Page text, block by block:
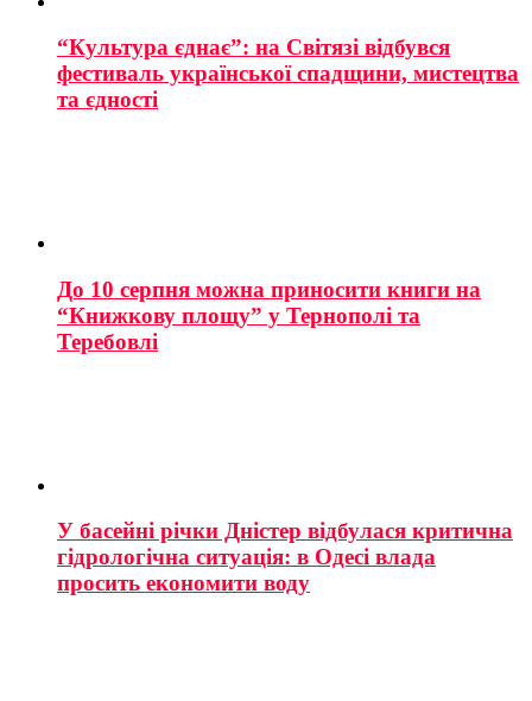
“Культура єднає”: на Світязі відбувся
фестиваль української спадщини, мистецтва
та єдності
До 10 серпня можна приносити книги на
“Книжкову площу” у Тернополі та
Теребовлі
У басейні річки Дністер відбулася критична
гідрологічна ситуація: в Одесі влада
просить економити воду